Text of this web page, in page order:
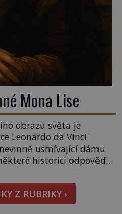
Mona Lise
obrazu světa je
Leonardo da Vinci
usmívající dámu
historici odpověď
císař Napoleon
pro malbu slabost, a
přemístí do své
Z RUBRIKY ›